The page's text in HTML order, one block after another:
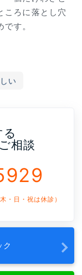
ころに落とし穴
す。
い
相談
木・日・祝は休診）
ク